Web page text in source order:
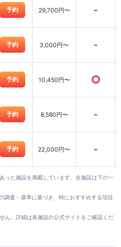
予約 29,700円〜 -
予約 3,000円〜 -
予約 10,450円〜 ○
予約 8,580円〜 -
予約 22,000円〜 -
った施設を掲載しています。全施設は下の一
査・基準に基づき、特におすすめする項目
ん。詳細は各施設の公式サイトをご確認くだ